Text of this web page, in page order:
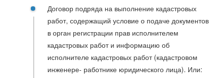
Договор подряда на выполнение кадастровых
работ, содержащий условие о подаче документов
в орган регистрации прав исполнителем
кадастровых работ и информацию об
исполнителе кадастровых работ (кадастровом
инженере- работнике юридического лица). Или: